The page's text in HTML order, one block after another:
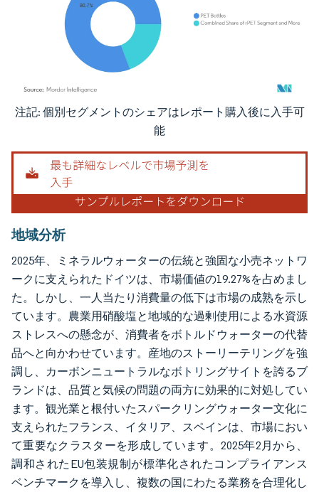
画像 © Mordor Intelligence。再利用にはCC BY 4.0の表示が必要です。
注記: 個別セグメントのシェアはレポート購入後に入手可
能
地域分析
2025年、ミネラルウォーターの伝統と強固な小売ネットワ
ークに支えられたドイツは、市場価値の19.27%を占めまし
た。しかし、一人当たり消費量の低下は市場の成熟を示し
ています。農業用硝酸塩と地域的な過剰使用による水資源
ストレスへの懸念が、消費者をボトルドウォーターの代替
品へと向かわせています。産地のストーリーテリングを強
調し、カーボンニュートラルなボトリングサイトを誇るブ
ランドは、品質と気候の問題の両方に効果的に対処してい
ます。観光業と根付いたスパークリングウォーター文化に
支えられたフランス、イタリア、スペインは、市場におい
て重要なクラスターを形成しています。2025年2月から、
調和されたEU包装規制が標準化されたコンプライアンス
ベンチマークを導入し、複数の国にわたる業務を合理化し